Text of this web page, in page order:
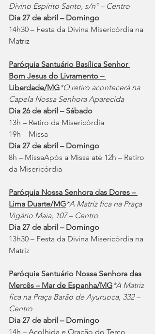
Divino Espírito Santo, s/nº – Centro
Dia 27 de abril – Domingo
14h30 – Festa da Divina Misericórdia na
Matriz
Paróquia Santuário Basílica Senhor
Bom Jesus do Livramento –
Liberdade/MG*O retiro acontecerá na
Capela Nossa Senhora Aparecida
Dia 26 de abril – Sábado
13h – Retiro da Misericórdia
19h – Missa
Dia 27 de abril – Domingo
8h – MissaApós a Missa até 12h – Retiro
da Misericórdia
Paróquia Nossa Senhora das Dores –
Lima Duarte/MG*A Matriz fica na Praça
Vigário Maia, 107 – Centro
Dia 27 de abril – Domingo
13h30 – Festa da Divina Misericórdia na
Matriz
Paróquia Santuário Nossa Senhora das
Mercês – Mar de Espanha/MG*A Matriz
fica na Praça Barão de Ayuruoca, 332 –
Centro
Dia 27 de abril – Domingo
14h – Acolhida e Oração do Terço